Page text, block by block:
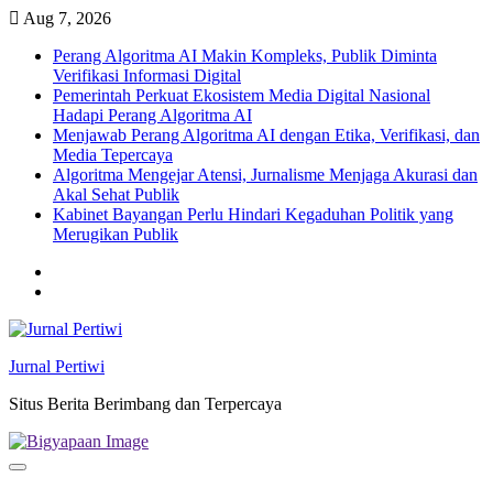
Skip
content
Aug 7, 2026
Perang Algoritma AI Makin Kompleks, Publik Diminta
Verifikasi Informasi Digital
Pemerintah Perkuat Ekosistem Media Digital Nasional
Hadapi Perang Algoritma AI
Menjawab Perang Algoritma AI dengan Etika, Verifikasi, dan
Media Tepercaya
Algoritma Mengejar Atensi, Jurnalisme Menjaga Akurasi dan
Akal Sehat Publik
Kabinet Bayangan Perlu Hindari Kegaduhan Politik yang
Merugikan Publik
Jurnal Pertiwi
Situs Berita Berimbang dan Terpercaya